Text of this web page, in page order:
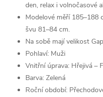
den, relax i volnočasové
Modelové měří 185–188
švu 81–84 cm.
Na sobě mají velikost
Pohlaví: Muži
Vnitřní úprava: Hřejivá –
Barva: Zelená
Roční období: